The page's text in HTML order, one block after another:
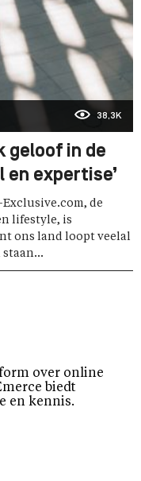
38,3K
geloof in de
expertise’
de
lifestyle, is
ons land loopt veelal
over online
biedt
en kennis.